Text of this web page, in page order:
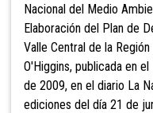
Nacional del Medio
Elaboración del Plan de
Valle Central de la
O'Higgins, publicada en
de 2009, en el diario La
ediciones del día 21 de